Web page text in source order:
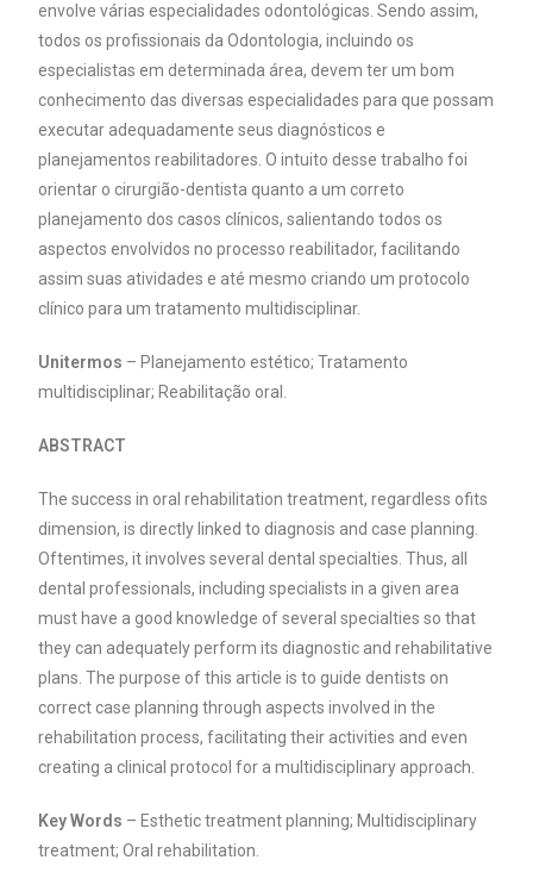
envolve várias especialidades odontológicas. Sendo assim,
todos os profissionais da Odontologia, incluindo os
especialistas em determinada área, devem ter um bom
conhecimento das diversas especialidades para que possam
executar adequadamente seus diagnósticos e
planejamentos reabilitadores. O intuito desse trabalho foi
orientar o cirurgião-dentista quanto a um correto
planejamento dos casos clínicos, salientando todos os
aspectos envolvidos no processo reabilitador, facilitando
assim suas atividades e até mesmo criando um protocolo
clínico para um tratamento multidisciplinar.
Unitermos – Planejamento estético; Tratamento
multidisciplinar; Reabilitação oral.
ABSTRACT
The success in oral rehabilitation treatment, regardless ofits
dimension, is directly linked to diagnosis and case planning.
Oftentimes, it involves several dental specialties. Thus, all
dental professionals, including specialists in a given area
must have a good knowledge of several specialties so that
they can adequately perform its diagnostic and rehabilitative
plans. The purpose of this article is to guide dentists on
correct case planning through aspects involved in the
rehabilitation process, facilitating their activities and even
creating a clinical protocol for a multidisciplinary approach.
Key Words – Esthetic treatment planning; Multidisciplinary
treatment; Oral rehabilitation.